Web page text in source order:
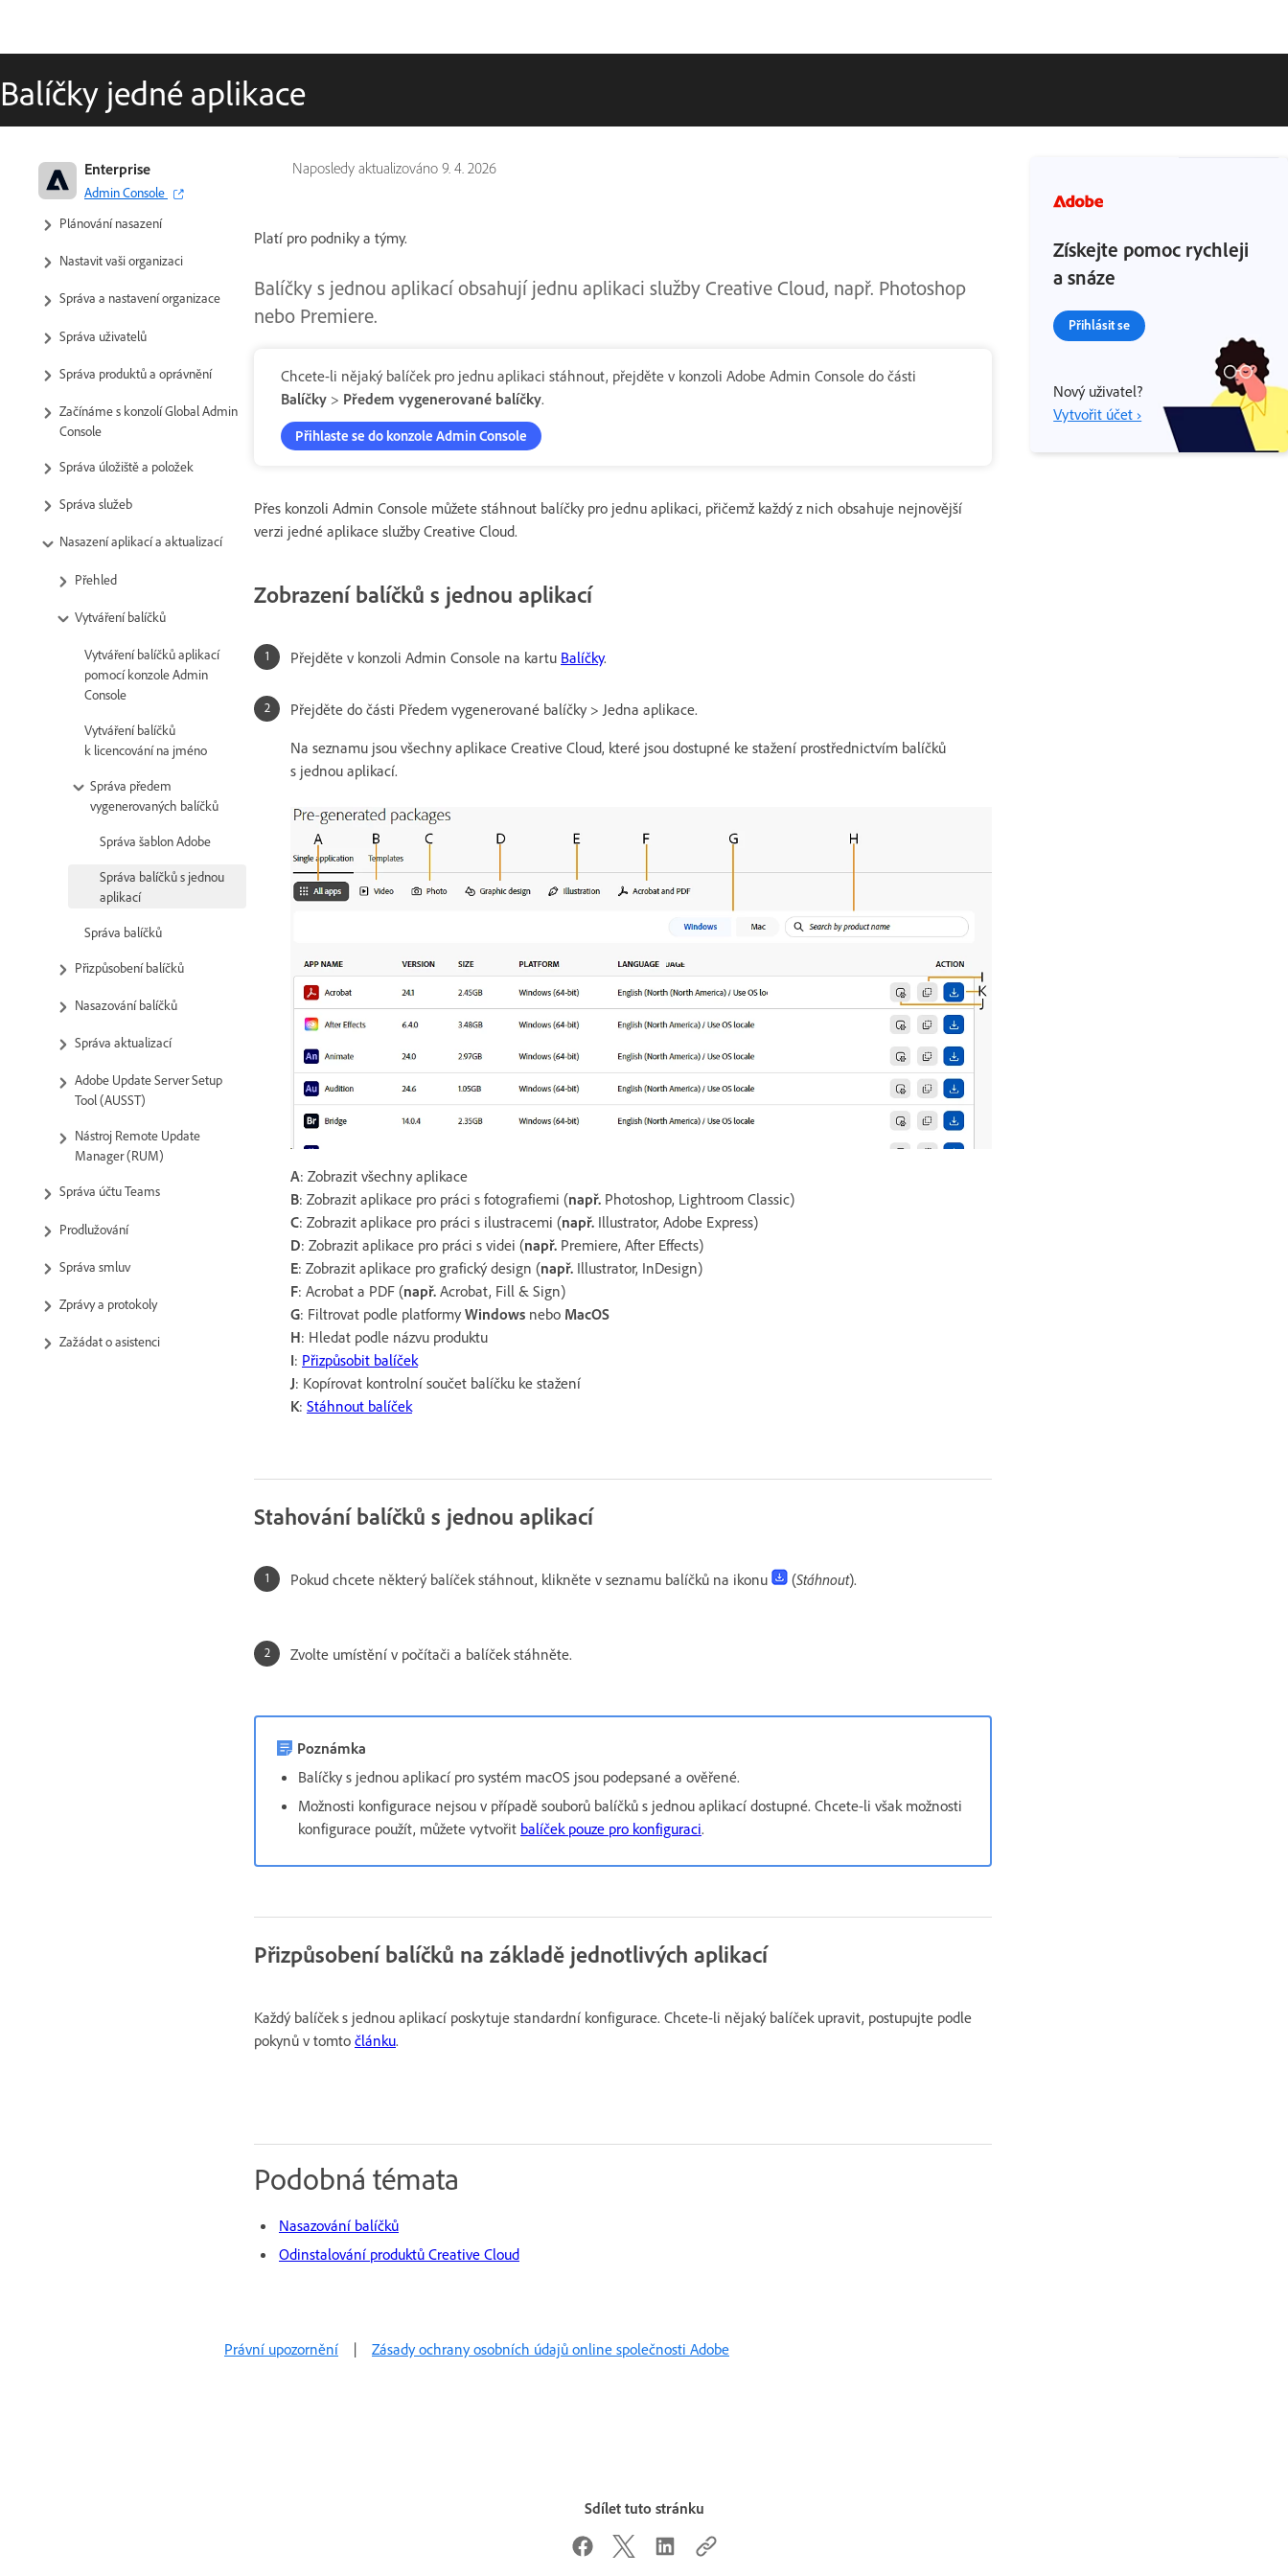
Balíčky jedné aplikace
Naposledy aktualizováno 9. 4. 2026
Enterprise
Admin Console
Příručka pro správu podnikových
a týmových produktů Adobe
Plánování nasazení
Nastavit vaši organizaci
Správa a nastavení organizace
Správa uživatelů
Správa produktů a oprávnění
Začínáme s konzolí Global Admin
Console
Správa úložiště a položek
Správa služeb
Nasazení aplikací a aktualizací
Přehled
Vytváření balíčků
Vytváření balíčků aplikací
pomocí konzole Admin
Console
Vytváření balíčků
k licencování na jméno
Správa předem
vygenerovaných balíčků
Správa šablon Adobe
Správa balíčků s jednou
aplikací
Správa balíčků
Přizpůsobení balíčků
Nasazování balíčků
Správa aktualizací
Adobe Update Server Setup
Tool (AUSST)
Nástroj Remote Update
Manager (RUM)
Správa účtu Teams
Prodlužování
Správa smluv
Zprávy a protokoly
Zažádat o asistenci
Platí pro podniky a týmy.
Balíčky s jednou aplikací obsahují jednu aplikaci služby Creative Cloud, např. Photoshop
nebo Premiere.
Chcete-li nějaký balíček pro jednu aplikaci stáhnout, přejděte v konzoli Adobe Admin Console do části
Balíčky > Předem vygenerované balíčky.
Přihlaste se do konzole Admin Console
Přes konzoli Admin Console můžete stáhnout balíčky pro jednu aplikaci, přičemž každý z nich obsahuje nejnovější
verzi jedné aplikace služby Creative Cloud.
Zobrazení balíčků s jednou aplikací
Přejděte v konzoli Admin Console na kartu Balíčky.
Přejděte do části Předem vygenerované balíčky > Jedna aplikace.
Na seznamu jsou všechny aplikace Creative Cloud, které jsou dostupné ke stažení prostřednictvím balíčků
s jednou aplikací.
A: Zobrazit všechny aplikace
B: Zobrazit aplikace pro práci s fotografiemi (např. Photoshop, Lightroom Classic)
C: Zobrazit aplikace pro práci s ilustracemi (např. Illustrator, Adobe Express)
D: Zobrazit aplikace pro práci s videi (např. Premiere, After Effects)
E: Zobrazit aplikace pro grafický design (např. Illustrator, InDesign)
F: Acrobat a PDF (např. Acrobat, Fill & Sign)
G: Filtrovat podle platformy Windows nebo MacOS
H: Hledat podle názvu produktu
I: Přizpůsobit balíček
J: Kopírovat kontrolní součet balíčku ke stažení
K: Stáhnout balíček
Stahování balíčků s jednou aplikací
Pokud chcete některý balíček stáhnout, klikněte v seznamu balíčků na ikonu (Stáhnout).
Zvolte umístění v počítači a balíček stáhněte.
Poznámka
Balíčky s jednou aplikací pro systém macOS jsou podepsané a ověřené.
Možnosti konfigurace nejsou v případě souborů balíčků s jednou aplikací dostupné. Chcete-li však možnosti
konfigurace použít, můžete vytvořit balíček pouze pro konfiguraci.
Přizpůsobení balíčků na základě jednotlivých aplikací
Každý balíček s jednou aplikací poskytuje standardní konfigurace. Chcete-li nějaký balíček upravit, postupujte podle
pokynů v tomto článku.
Podobná témata
Nasazování balíčků
Odinstalování produktů Creative Cloud
Získejte pomoc rychleji
a snáze
Přihlásit se
Nový uživatel?
Vytvořit účet ›
Právní upozornění | Zásady ochrany osobních údajů online společnosti Adobe
Sdílet tuto stránku